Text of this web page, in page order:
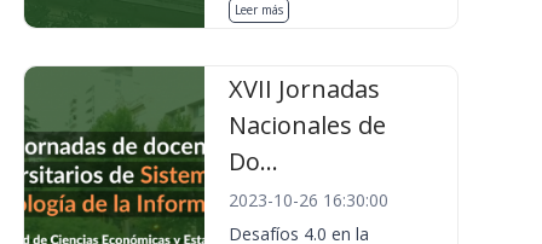
Leer más
XVII Jornadas
Nacionales de
Do...
2023-10-26 16:30:00
Desafíos 4.0 en la